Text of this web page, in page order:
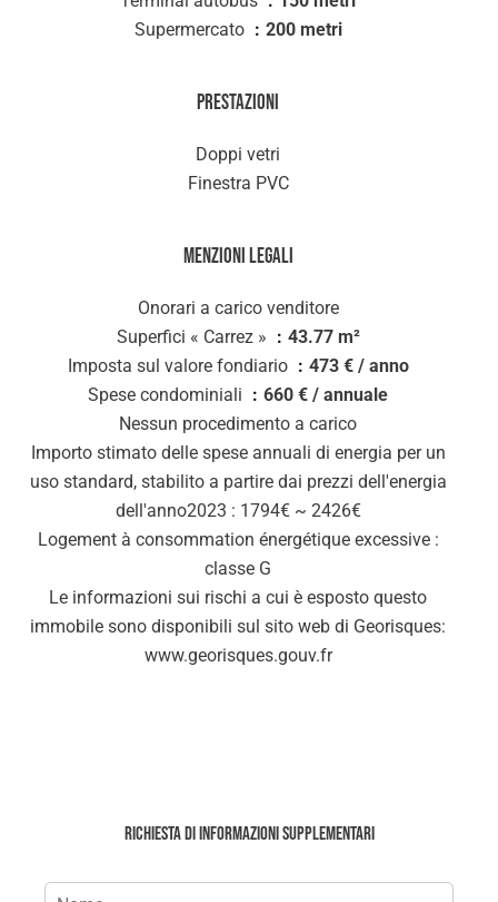
Supermercato
200 metri
Prestazioni
Doppi vetri
Finestra PVC
Menzioni legali
Onorari a carico venditore
Superfici « Carrez »
43.77 m²
Imposta sul valore fondiario
473 € / anno
Spese condominiali
660 € / annuale
Nessun procedimento a carico
Importo stimato delle spese annuali di energia per un
uso standard, stabilito a partire dai prezzi dell'energia
dell'anno2023 : 1794€ ~ 2426€
Logement à consommation énergétique excessive :
classe G
Le informazioni sui rischi a cui è esposto questo
immobile sono disponibili sul sito web di Georisques:
www.georisques.gouv.fr
Richiesta di informazioni supplementari